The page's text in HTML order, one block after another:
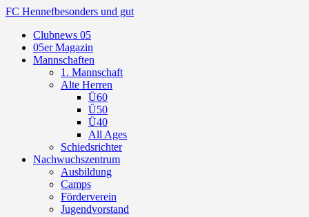
FC Hennefbesonders und gut
Clubnews 05
05er Magazin
Mannschaften
1. Mannschaft
Alte Herren
Ü60
Ü50
Ü40
All Ages
Schiedsrichter
Nachwuchszentrum
Ausbildung
Camps
Förderverein
Jugendvorstand